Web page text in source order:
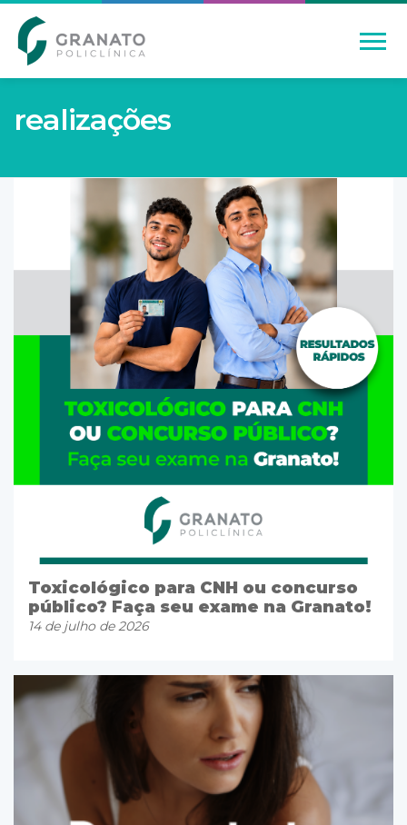
realizações
Toxicológico para CNH ou concurso
público? Faça seu exame na Granato!
14 de julho de 2026